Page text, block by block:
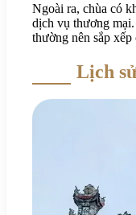
Ngoài ra, chùa có
dịch vụ thương
thường nên sắp
Lịch